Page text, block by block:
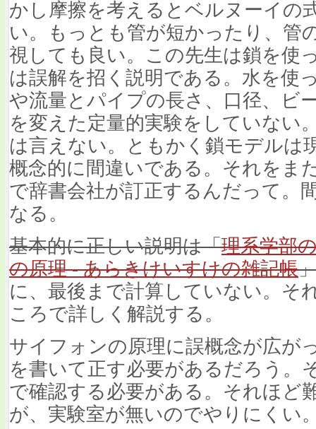
かし摩擦を考えるとベルヌーイの
い。もっとも管が短かったり、管
視しても良い。この先生は鎖を使
は誤解を招く説明である。水を使
や流量とパイプの長さ、口径、ビ
を変えた定量的実験をしていない
は言えない。ともかく鎖モデルは
概念的に間違いである。それをま
で辞書会社が訂正するんだって。
なる。
基本的に正しい説明は「理系学部
の原理 - あらきけいすけの雑記帳
に、最後まで計算していない。そ
ころで詳しく解説する。
サイフォンの原理に誤概念が広が
を書いて正す必要があるだろう。
で確認する必要がある。それほど
が、実験室が無いのでやりにくい